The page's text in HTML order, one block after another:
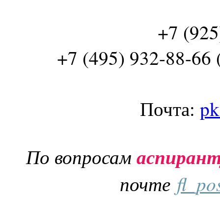
+7
+7 (495) 932-88-66
Почта:
По вопросам
почте